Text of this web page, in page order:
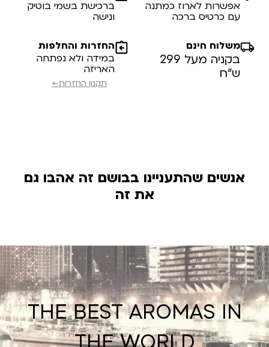
אפשרות לארוז כמתנה
עם כרטיס ברכה
ברכישת בשמי בוטיק
ונישה
משלוח חינם
בקניה מעל 299
ש”ח
החזרות והחלפות
במידה ולא נפתחה
האריזה
תקנון החזרות←
אנשים שהתעניינו בבושם זה אהבו גם
את זה
THE BEST AROMAS IN